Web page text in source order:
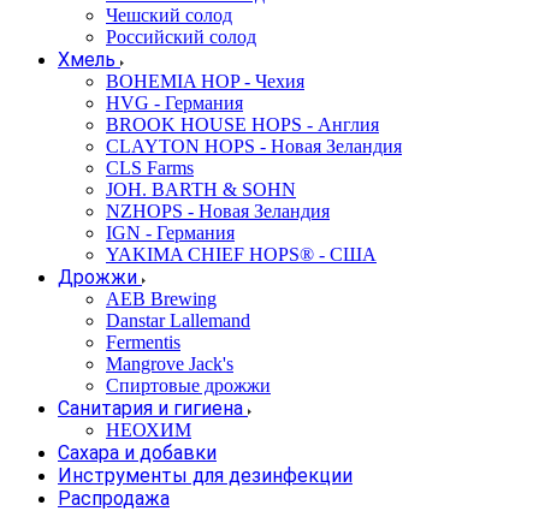
Чешский солод
Российский солод
Хмель
BOHEMIA HOP - Чехия
HVG - Германия
BROOK HOUSE HOPS - Англия
CLAYTON HOPS - Новая Зеландия
CLS Farms
JOH. BARTH & SOHN
NZHOPS - Новая Зеландия
IGN - Германия
YAKIMA CHIEF HOPS® - США
Дрожжи
AEB Brewing
Danstar Lallemand
Fermentis
Mangrove Jack's
Спиртовые дрожжи
Санитария и гигиена
НЕОХИМ
Сахара и добавки
Инструменты для дезинфекции
Распродажа